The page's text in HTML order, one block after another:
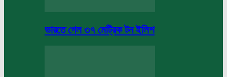
ভারতে গেল ৩৭ মেট্রিক টন ইলিশ